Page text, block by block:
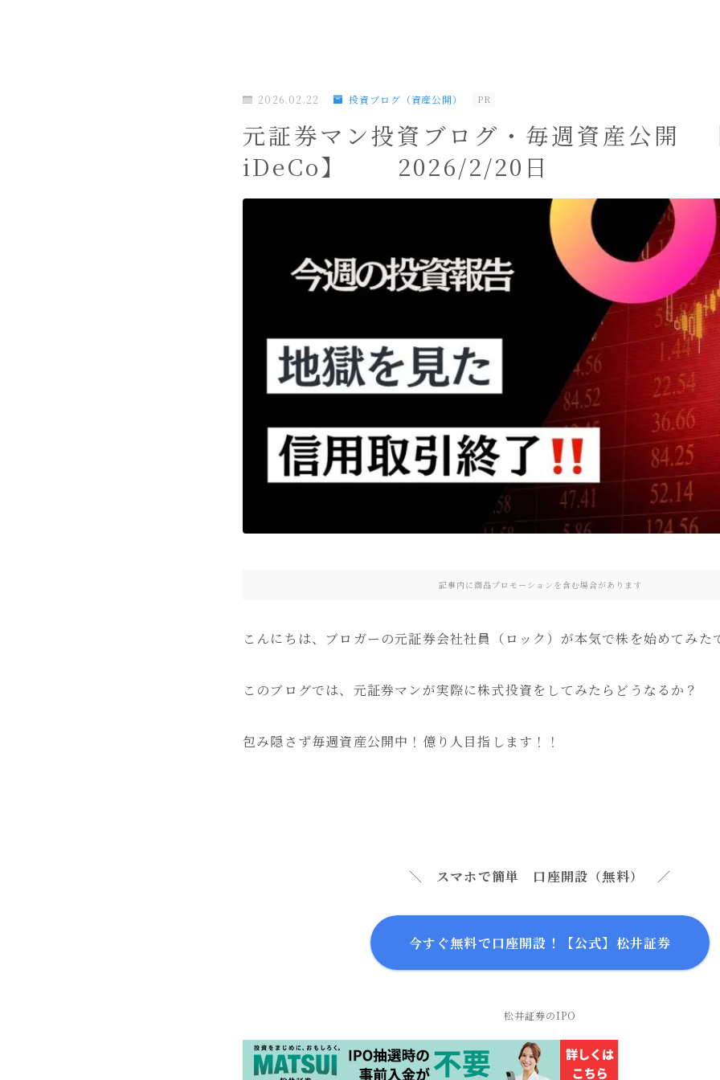
2026.02.22 投資ブログ（資産公開） PR
元証券マン投資ブログ・毎週資産公開
iDeCo】 2026/2/20日
記事内に商品プロモーションを含む場合があります
こんにちは、ブロガーの元証券会社社員（ロック）が本気で株を始めてみた
このブログでは、元証券マンが実際に株式投資をしてみたらどうなるか？
包み隠さず毎週資産公開中！億り人目指します！！
＼ スマホで簡単 口座開設（無料） ／
今すぐ無料で口座開設！【公式】松井証券
松井証券のIPO